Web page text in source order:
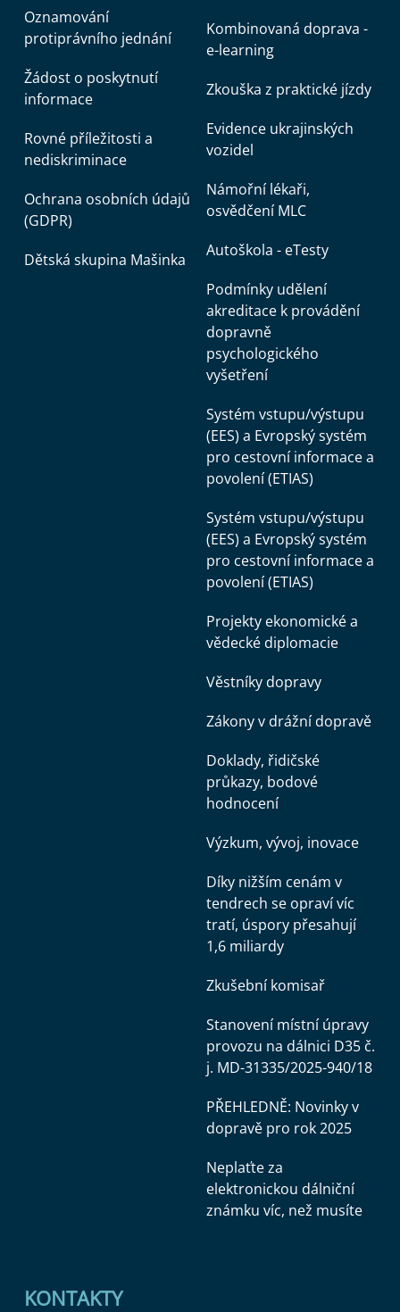
Oznamování
protiprávního jednání
Žádost o poskytnutí
informace
Rovné příležitosti a
nediskriminace
Ochrana osobních údajů
(GDPR)
Dětská skupina Mašinka
Kombinovaná doprava -
e-learning
Zkouška z praktické jízdy
Evidence ukrajinských
vozidel
Námořní lékaři,
osvědčení MLC
Autoškola - eTesty
Podmínky udělení
akreditace k provádění
dopravně
psychologického
vyšetření
Systém vstupu/výstupu
(EES) a Evropský systém
pro cestovní informace a
povolení (ETIAS)
Systém vstupu/výstupu
(EES) a Evropský systém
pro cestovní informace a
povolení (ETIAS)
Projekty ekonomické a
vědecké diplomacie
Věstníky dopravy
Zákony v drážní dopravě
Doklady, řidičské
průkazy, bodové
hodnocení
Výzkum, vývoj, inovace
Díky nižším cenám v
tendrech se opraví víc
tratí, úspory přesahují
1,6 miliardy
Zkušební komisař
Stanovení místní úpravy
provozu na dálnici D35 č.
j. MD-31335/2025-940/18
PŘEHLEDNĚ: Novinky v
dopravě pro rok 2025
Neplaťte za
elektronickou dálniční
známku víc, než musíte
KONTAKTY